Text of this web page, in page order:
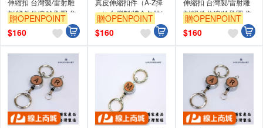
刻/證件伸縮/鑰匙圈 焦
糖棕色 純素
贈OPENPOINT
$160
一）台灣製/禮盒包裝/
雷射雕刻/證件伸縮/鑰
匙圈
贈OPENPOINT
$160
刻/證件伸縮/鑰匙圈 焦
糖棕色 純素
贈OPENPOINT
$160